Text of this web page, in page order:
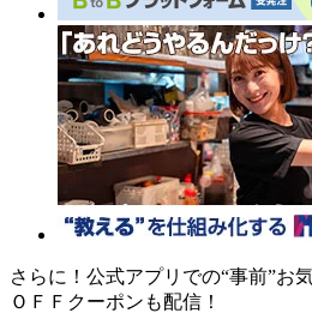
さらに！公式アプリでの“事前”お
ＯＦＦクーポンも配信！